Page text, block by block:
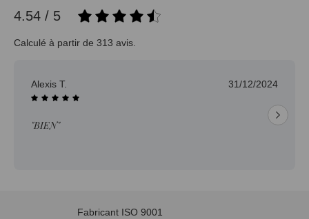
4.54 / 5
Calculé à partir de 313 avis.
Jean-pierre H. 30/12/2024
"Délai trop long pour un produit en stock."
Fabricant ISO 9001